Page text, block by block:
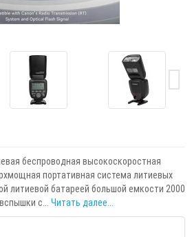
беспроводная высокоскоростная
портативная система литиевых
литиевой батареей большой емкости 2000
с... Читать далее...